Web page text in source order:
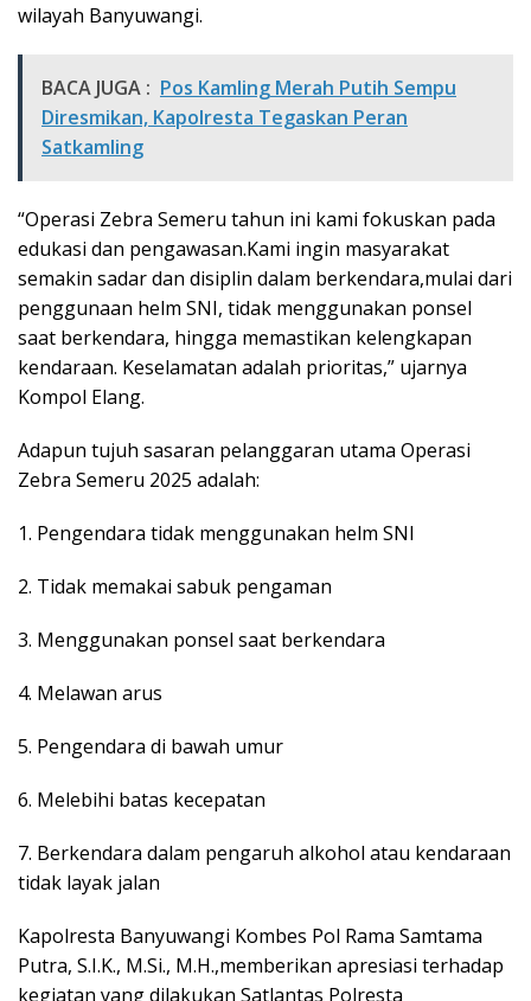
wilayah Banyuwangi.
BACA JUGA : Pos Kamling Merah Putih Sempu
Diresmikan, Kapolresta Tegaskan Peran
Satkamling
“Operasi Zebra Semeru tahun ini kami fokuskan pada
edukasi dan pengawasan.Kami ingin masyarakat
semakin sadar dan disiplin dalam berkendara,mulai dari
penggunaan helm SNI, tidak menggunakan ponsel
saat berkendara, hingga memastikan kelengkapan
kendaraan. Keselamatan adalah prioritas,” ujarnya
Kompol Elang.
Adapun tujuh sasaran pelanggaran utama Operasi
Zebra Semeru 2025 adalah:
1. Pengendara tidak menggunakan helm SNI
2. Tidak memakai sabuk pengaman
3. Menggunakan ponsel saat berkendara
4. Melawan arus
5. Pengendara di bawah umur
6. Melebihi batas kecepatan
7. Berkendara dalam pengaruh alkohol atau kendaraan
tidak layak jalan
Kapolresta Banyuwangi Kombes Pol Rama Samtama
Putra, S.I.K., M.Si., M.H.,memberikan apresiasi terhadap
kegiatan yang dilakukan Satlantas Polresta